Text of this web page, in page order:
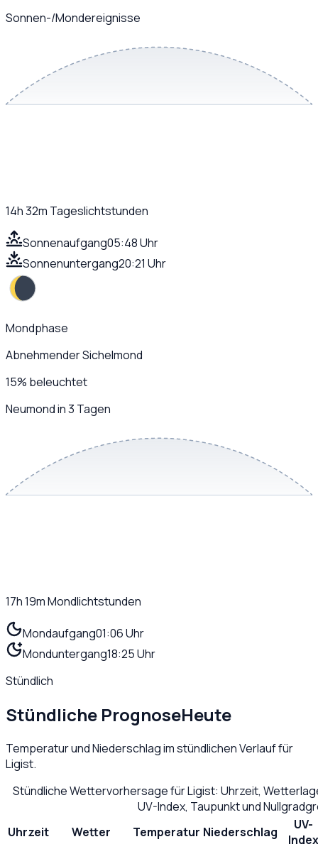
Sonnen-/Mondereignisse
14h 32m Tageslichtstunden
Sonnenaufgang05:48 Uhr
Sonnenuntergang20:21 Uhr
Mondphase
Abnehmender Sichelmond
15% beleuchtet
Neumond in 3 Tagen
17h 19mMondlichtstunden
Mondaufgang01:06 Uhr
Monduntergang18:25 Uhr
Stündlich
Stündliche PrognoseHeute
Temperatur und Niederschlag im stündlichen Verlauf für
Ligist.
Stündliche Wettervorhersage fürLigist: Uhrzeit,
UV-Index, Taupunkt und
Uhrzeit
Wetter Temperatur Niederschlag
UV-
Index